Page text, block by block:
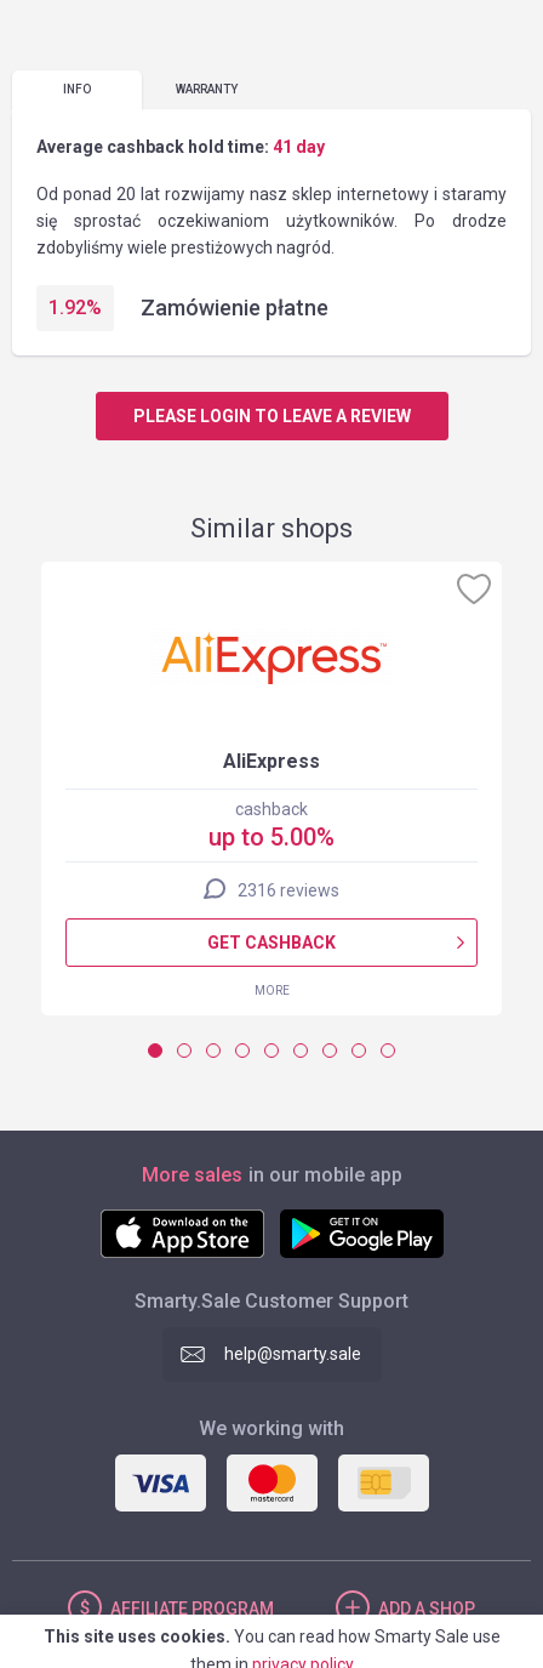
INFO WARRANTY
Average cashback hold time: 41 day
Od ponad 20 lat rozwijamy nasz sklep internetowy i staramy
się sprostać oczekiwaniom użytkowników. Po drodze
zdobyliśmy wiele prestiżowych nagród.
1.92% Zamówienie płatne
PLEASE LOGIN TO LEAVE A REVIEW
Similar shops
AliExpress
cashback
up to 5.00%
2316 reviews
GET CASHBACK
MORE
More sales in our mobile app
Smarty.Sale Customer Support
help@smarty.sale
We working with
AFFILIATE PROGRAM ADDA SHOP
This site uses cookies. You can read how Smarty Sale use